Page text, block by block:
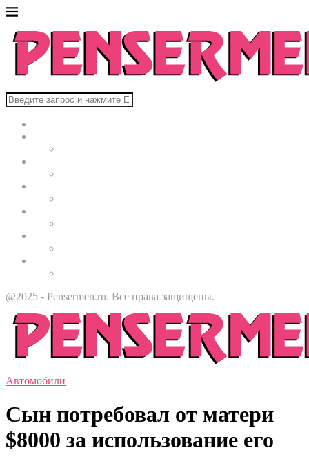
@2025 - Pensermen.ru. Все права защищены.
Автомобили
Сын потребовал от матери
$8000 за использование его